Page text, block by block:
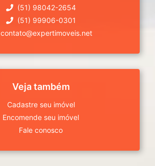
(51) 98042-2654
(51) 99906-0301
contato@expertimoveis.net
Veja também
Cadastre seu imóvel
Encomende seu imóvel
Fale conosco